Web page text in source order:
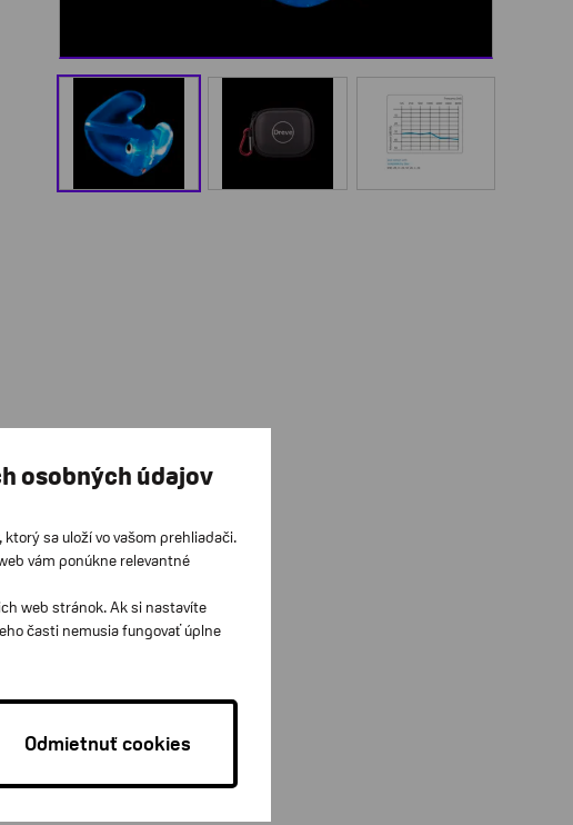
osobných údajov
sa uloží vo vašom prehliadači.
vám ponúkne relevantné
web stránok. Ak si nastavíte
časti nemusia fungovať úplne
Odmietnuť cookies